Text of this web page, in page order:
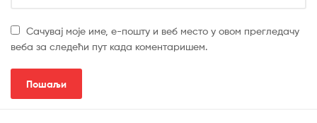
Сачувај моје име, е-пошту и веб место у овом прегледачу
веба за следећи пут када коментаришем.